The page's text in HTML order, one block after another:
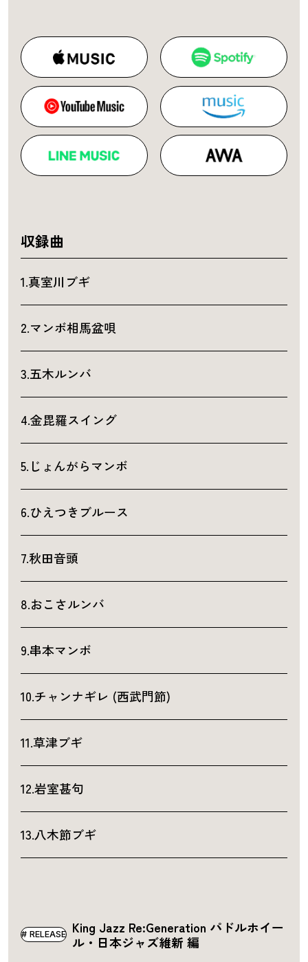
収録曲
1.真室川ブギ
2.マンボ相馬盆唄
3.五木ルンバ
4.金毘羅スイング
5.じょんがらマンボ
6.ひえつきブルース
7.秋田音頭
8.おこさルンバ
9.串本マンボ
10.チャンナギレ (西武門節)
11.草津ブギ
12.岩室甚句
13.八木節ブギ
King Jazz Re:Generation パドルホイー
ル・日本ジャズ維新 編
RELEASE